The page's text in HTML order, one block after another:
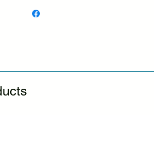
hver vare. Din tilfredshed er vores højeste